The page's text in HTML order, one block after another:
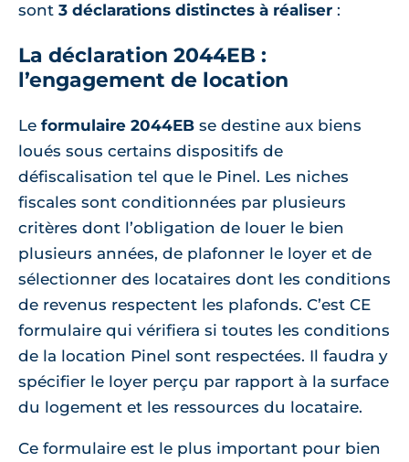
sont 3 déclarations distinctes à réaliser :
La déclaration 2044EB :
l’engagement de location
Le formulaire 2044EB se destine aux biens
loués sous certains dispositifs de
défiscalisation tel que le Pinel. Les niches
fiscales sont conditionnées par plusieurs
critères dont l’obligation de louer le bien
plusieurs années, de plafonner le loyer et de
sélectionner des locataires dont les conditions
de revenus respectent les plafonds. C’est CE
formulaire qui vérifiera si toutes les conditions
de la location Pinel sont respectées. Il faudra y
spécifier le loyer perçu par rapport à la surface
du logement et les ressources du locataire.
Ce formulaire est le plus important pour bien